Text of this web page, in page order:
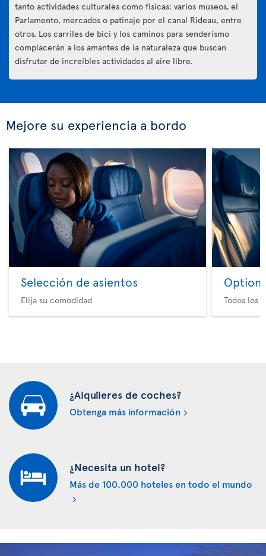
tanto actividades culturales como físicas: varios museos, el
Parlamento, mercados o patinaje por el canal Rideau, entre
otros. Los carriles de bici y los caminos para senderismo
complacerán a los amantes de la naturaleza que buscan
disfrutar de increíbles actividades al aire libre.
Mejore su experiencia a bordo
Selección de asientos
Elija su comodidad
Option
Todos los
¿Alquileres de coches?
Obtenga más información
¿Necesita un hotel?
Más de 100.000 hoteles en todo el mundo